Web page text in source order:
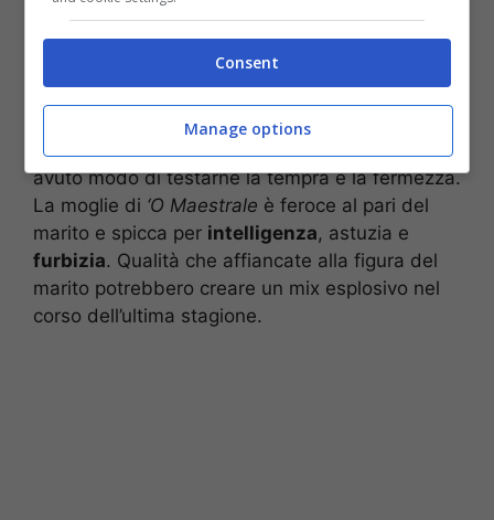
La nuova stagione vedrà due donne
particolarmente protagoniste. Si tratta diDonna
Nunzia. La prima è già comparsa
nell’episodio di apertura ed il pubblico ha già
avuto modo di testarne la tempra e la fermezza.
La moglie di ‘O Maestrale è feroce al pari del
marito e spicca per intelligenza, astuzia e
furbizia. Qualità che affiancate alla figura del
marito potrebbero creare un mix esplosivo nel
corso dell’ultima stagione.
Consent
Manage options